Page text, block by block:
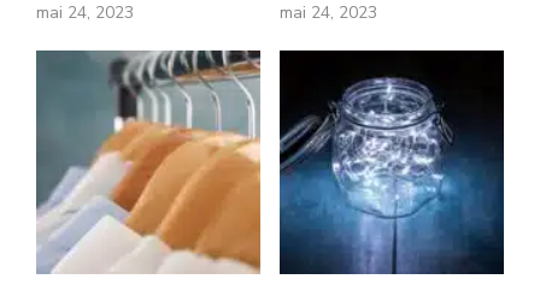
mai 24, 2023 mai 24, 2023